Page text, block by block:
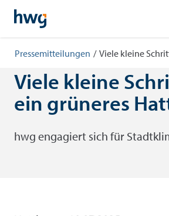
Pressemitteilungen / Viele kleine
Viele kleine
ein grüneres
hwg engagiert sich für